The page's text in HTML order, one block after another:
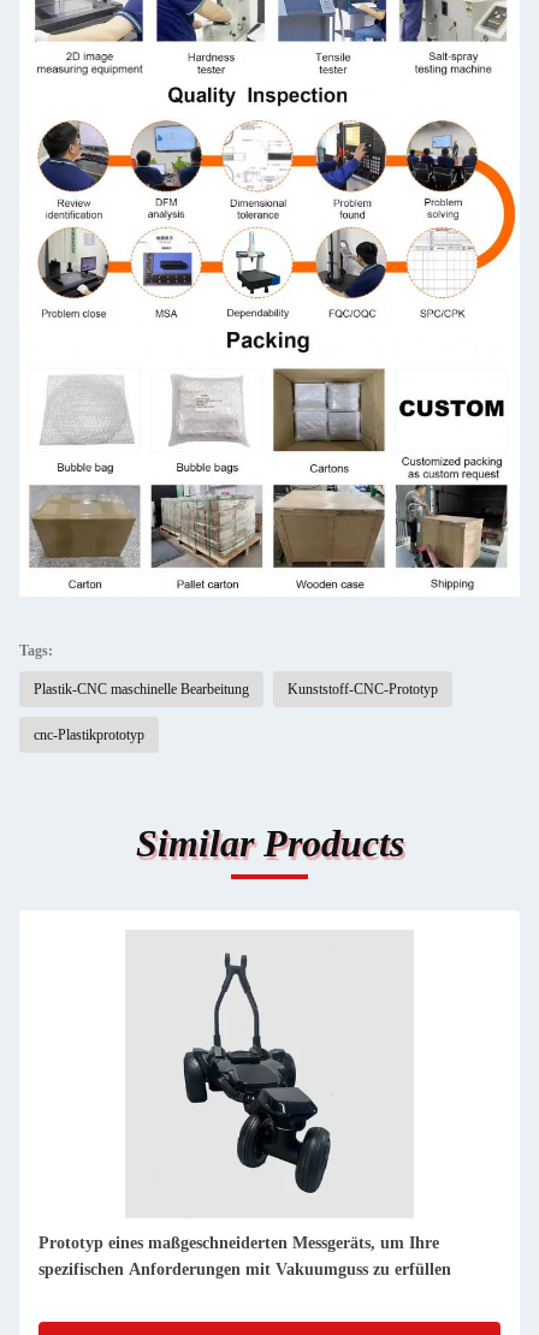
Tags:
Plastik-CNC maschinelle Bearbeitung Kunststoff-CNC-Prototyp
cnc-Plastikprototyp
Similar Products
um Ihre
zu erfüllen
Dienstleistungen für die Bearbeitung von
Präzisionsmessgeräten